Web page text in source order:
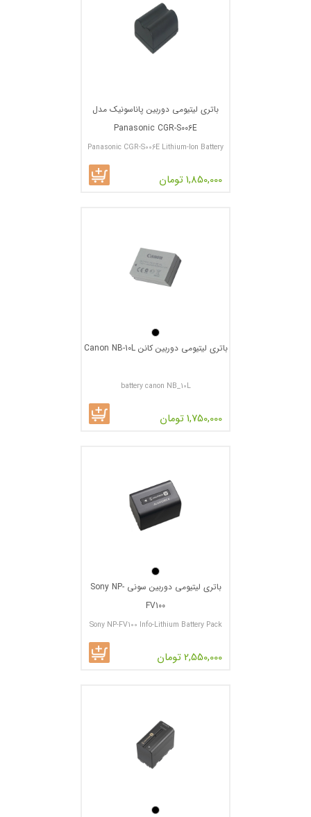
باتری لیتیومی دوربین پاناسونیک مدل
Panasonic CGR-S006E
Panasonic CGR-S006E Lithium-Ion Battery
1,850,000 تومان
باتری لیتیومی دوربین کانن Canon NB-10L
battery canon NB_10L
1,750,000 تومان
باتری لیتیومی دوربین سونی Sony NP-
FV100
Sony NP-FV100 Info-Lithium Battery Pack
2,550,000 تومان